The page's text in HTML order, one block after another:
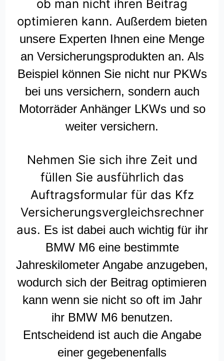
ob man nicht ihren Beitrag
optimieren kann. Außerdem bieten
unsere Experten Ihnen eine Menge
an Versicherungsprodukten an. Als
Beispiel können Sie nicht nur PKWs
bei uns versichern, sondern auch
Motorräder Anhänger LKWs und so
weiter versichern.
Nehmen Sie sich ihre Zeit und
füllen Sie ausführlich das
Auftragsformular für das Kfz
Versicherungsvergleichsrechner
aus. Es ist dabei auch wichtig für ihr
BMW M6 eine bestimmte
Jahreskilometer Angabe anzugeben,
wodurch sich der Beitrag optimieren
kann wenn sie nicht so oft im Jahr
ihr BMW M6 benutzen.
Entscheidend ist auch die Angabe
einer gegebenenfalls